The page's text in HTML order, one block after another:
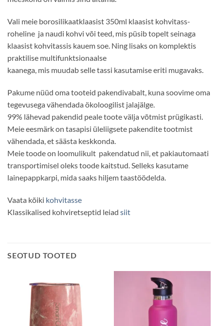
Vali meie borosilikaatklaasist 350ml klaasist kohvitass-
roheline ja naudi kohvi või teed, mis püsib topelt seinaga
klaasist kohvitassis kauem soe. Ning lisaks on komplektis
praktilise multifunktsionaalse
kaanega, mis muudab selle tassi kasutamise eriti mugavaks.
Pakume nüüd oma tooteid pakendivabalt, kuna soovime oma
tegevusega vähendada ökoloogilist jalajälge.
99% lähevad pakendid peale toote välja võtmist prügikasti.
Meie eesmärk on tasapisi üleliigsete pakendite tootmist
vähendada, et säästa keskkonda.
Meie toode on loomulikult pakendatud nii, et pakiautomaati
transportimisel oleks toode kaitstud. Selleks kasutame
lainepappkarpi, mida saaks hiljem taastöödelda.
Vaata kõiki kohvitasse
Klassikalised kohviretseptid leiad siit
SEOTUD TOOTED